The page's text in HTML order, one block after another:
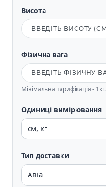
Висота
Фізична вага
Мінімальна тарифікація - 1кг.
Одиниці вимірювання
Тип доставки